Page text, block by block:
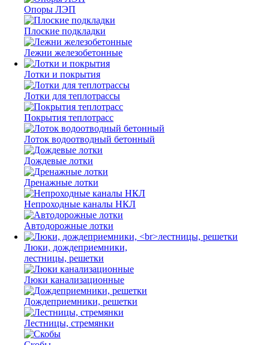
Опоры ЛЭП
Плоские подкладки
Лежни железобетонные
Лотки и покрытия
Лотки для теплотрассы
Покрытия теплотрасс
Лоток водоотводный бетонный
Дождевые лотки
Дренажные лотки
Непроходные каналы НКЛ
Автодорожные лотки
Люки, дождеприемники,
лестницы, решетки
Люки канализационные
Дождеприемники, решетки
Лестницы, стремянки